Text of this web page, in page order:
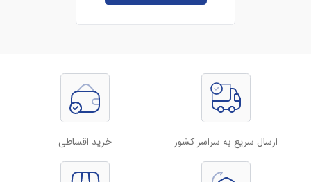
ارسال سریع به سراسر کشور خرید اقساطی